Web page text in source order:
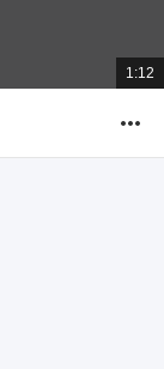
總
共
1:12